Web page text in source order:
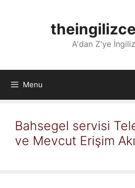
A'dan Z'ye
Menu
Bahsegel servisi
ve Mevcut Erişim